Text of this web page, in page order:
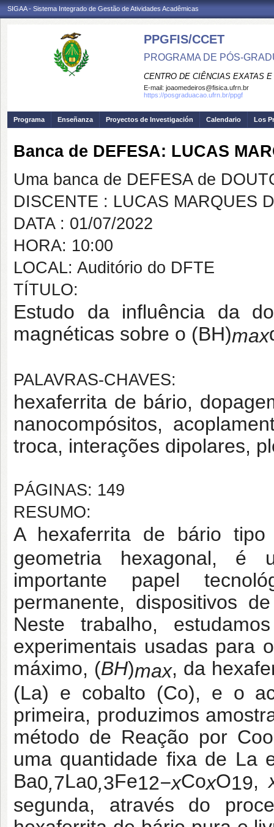
SIGAA - Sistema Integrado de Gestão de Atividades Acadêmicas
PPGFIS/CCET
PROGRAMA DE PÓS-
CENTRO DE CIÊNCIAS EXATAS
E-mail: joaomedeiros@fisica.ufrn.br
https://posgraduacao.ufrn.br/ppgf
Programa Enseñanza Proyectos de Investigación Calendario Los
Banca de DEFESA: LUCAS
Uma banca de DEFESA de
DISCENTE : LUCAS MARQUES
DATA : 01/07/2022
HORA: 10:00
LOCAL: Auditório do DFTE
TÍTULO:
Estudo da influência da
magnéticas sobre o (BH)max
PALAVRAS-CHAVES:
hexaferrita de bário,
nanocompósitos,
troca, interações dipolares,
PÁGINAS: 149
RESUMO:
A hexaferrita de bário
geometria hexagonal, é
importante papel
permanente, dispositivos
Neste trabalho,
experimentais usadas para
máximo, (BH)max, da
(La) e cobalto (Co), e o
primeira, produzimos
método de Reação por
uma quantidade fixa de La
Ba0,7La0,3Fe12−xCoxO19,
segunda, através do